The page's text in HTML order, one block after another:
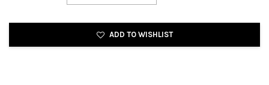
ADD TO WISHLIST